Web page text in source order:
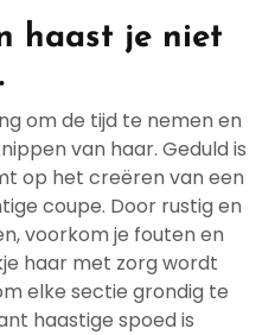
haast je niet
om de tijd te nemen en
van haar. Geduld is
op het creëren van een
coupe. Door rustig en
voorkom je fouten en
haar met zorg wordt
elke sectie grondig te
haastige spoed is